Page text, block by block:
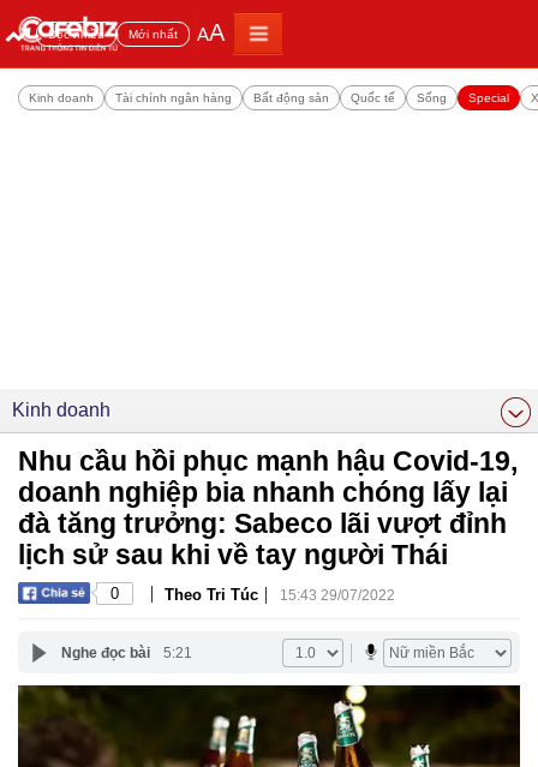
Đọc nhiều Mới nhất AA
Kinh doanh Tài chính ngân hàng Bất động sản Quốc tế Sống Special
Kinh doanh
Nhu cầu hồi phục mạnh hậu Covid-19,
doanh nghiệp bia nhanh chóng lấy lại
đà tăng trưởng: Sabeco lãi vượt đỉnh
lịch sử sau khi về tay người Thái
0 | Theo Tri Túc | 15:43 29/07/2022
Nghe đọc bài 5:21